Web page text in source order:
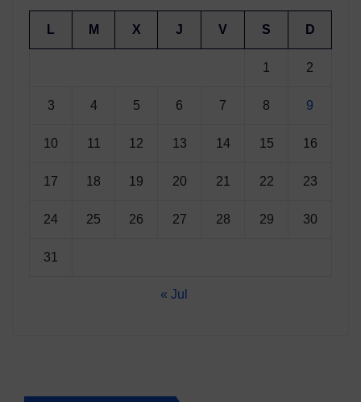
L M X J V S D
1 2
3 4 5 6 7 8 9
10 11 12 13 14 15 16
17 18 19 20 21 22 23
24 25 26 27 28 29 30
31
« Jul